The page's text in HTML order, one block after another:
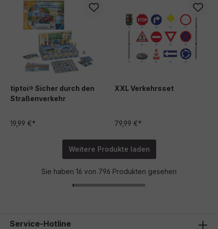
tiptoi® Sicher durch den
Straßenverkehr
19,99 €*
XXL Verkehrsset
79,99 €*
Weitere Produkte laden
Sie haben 16 von 796 Produkten gesehen
Service-Hotline